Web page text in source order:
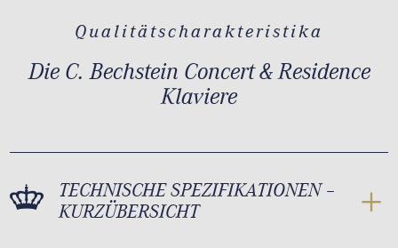
Qualitätscharakteristika
Die C. Bechstein Concert & Residence
Klaviere
TECHNISCHE SPEZIFIKATIONEN –
KURZÜBERSICHT